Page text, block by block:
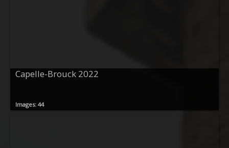
Capelle-Brouck 2022
Images: 44